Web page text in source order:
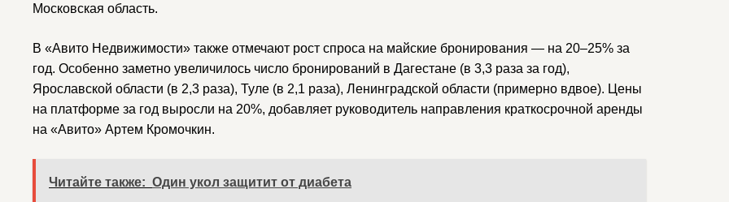
Московская область.
В «Авито Недвижимости» также отмечают рост спроса на майские бронирования — на 20–25% за
год. Особенно заметно увеличилось число бронирований в Дагестане (в 3,3 раза за год),
Ярославской области (в 2,3 раза), Туле (в 2,1 раза), Ленинградской области (примерно вдвое). Цены
на платформе за год выросли на 20%, добавляет руководитель направления краткосрочной аренды
на «Авито» Артем Кромочкин.
Читайте также: Один укол защитит от диабета